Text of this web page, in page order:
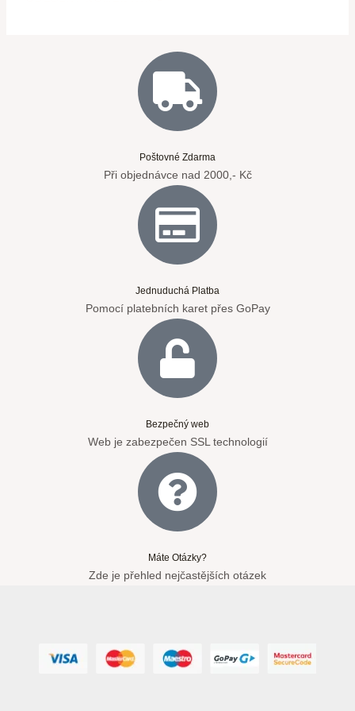
Poštovné Zdarma
Při objednávce nad 2000,- Kč
Jednuduchá Platba
Pomocí platebních karet přes GoPay
Bezpečný web
Web je zabezpečen SSL technologií
Máte Otázky?
Zde je přehled nejčastějších otázek